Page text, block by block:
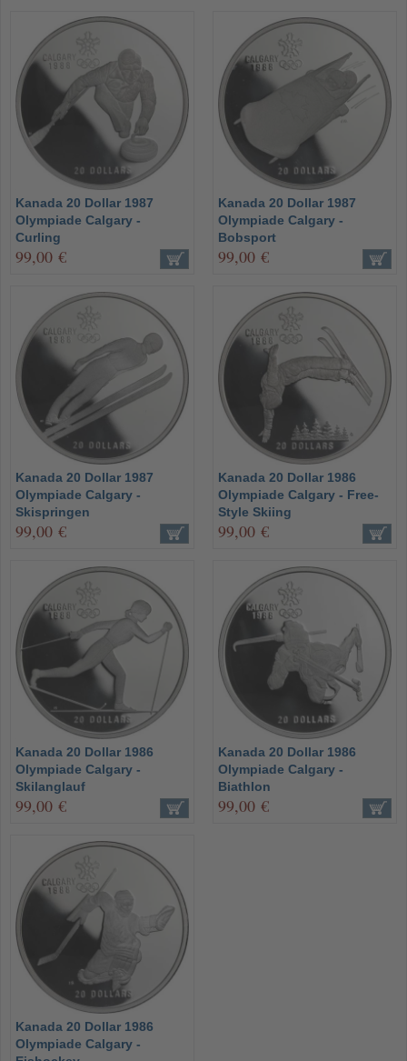
Kanada 20 Dollar 1987
Olympiade Calgary -
Curling
99,00 €
Kanada 20 Dollar 1987
Olympiade Calgary -
Bobsport
99,00 €
Kanada 20 Dollar 1987
Olympiade Calgary -
Skispringen
99,00 €
Kanada 20 Dollar 1986
Olympiade Calgary - Free-
Style Skiing
99,00 €
Kanada 20 Dollar 1986
Olympiade Calgary -
Skilanglauf
99,00 €
Kanada 20 Dollar 1986
Olympiade Calgary -
Biathlon
99,00 €
Kanada 20 Dollar 1986
Olympiade Calgary -